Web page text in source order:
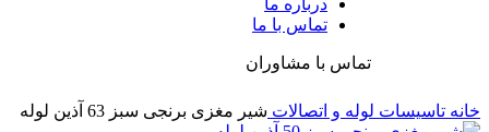
درباره ما
تماس با ما
تماس با مشاوران
خانه تاسیسات لوله و اتصالات شیر مغزی برنجی سبز 63 آذین لوله